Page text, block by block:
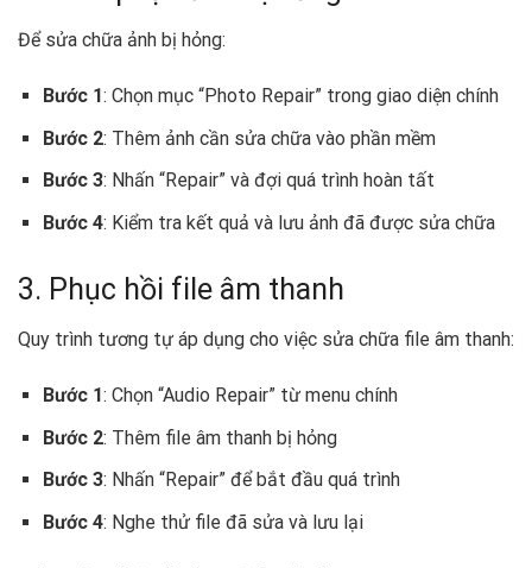
Để sửa chữa ảnh bị hỏng:
Bước 1: Chọn mục “Photo Repair” trong giao diện chính
Bước 2: Thêm ảnh cần sửa chữa vào phần mềm
Bước 3: Nhấn “Repair” và đợi quá trình hoàn tất
Bước 4: Kiểm tra kết quả và lưu ảnh đã được sửa chữa
3. Phục hồi file âm thanh
Quy trình tương tự áp dụng cho việc sửa chữa file âm thanh:
Bước 1: Chọn “Audio Repair” từ menu chính
Bước 2: Thêm file âm thanh bị hỏng
Bước 3: Nhấn “Repair” để bắt đầu quá trình
Bước 4: Nghe thử file đã sửa và lưu lại